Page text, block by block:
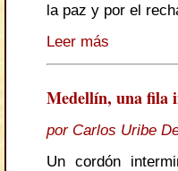
la paz y por el
Leer más
Medellín, una fila
por Carlos Uribe
Un cordón